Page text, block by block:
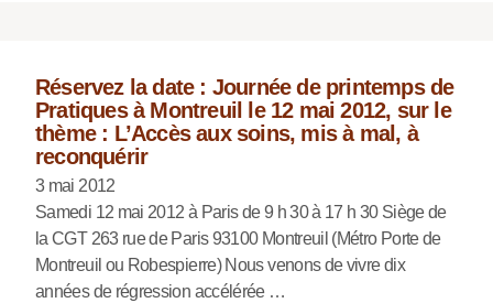
Réservez la date : Journée de printemps de
Pratiques à Montreuil le 12 mai 2012, sur le
thème : L’Accès aux soins, mis à mal, à
reconquérir
3 mai 2012
Samedi 12 mai 2012 à Paris de 9 h 30 à 17 h 30 Siège de
la CGT 263 rue de Paris 93100 Montreuil (Métro Porte de
Montreuil ou Robespierre) Nous venons de vivre dix
années de régression accélérée …